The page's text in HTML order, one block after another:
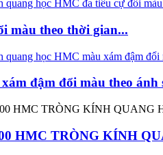
màu theo thời gian...
đậm đổi màu theo ánh
HMC TRÒNG KÍNH